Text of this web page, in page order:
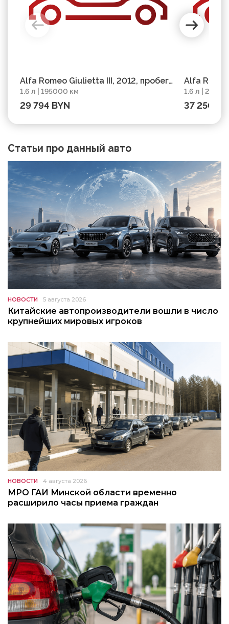
Alfa Romeo Giulietta III, 2012, пробег
195000 км
1.6 л | 195000 км
29 794 BYN
Alfa
218000 км
1.6 л |
37 250
Статьи про данный авто
НОВОСТИ 5 августа 2026
Китайские автопроизводители вошли в число
крупнейших мировых игроков
НОВОСТИ 4 августа 2026
МРО ГАИ Минской области временно
расширило часы приема граждан